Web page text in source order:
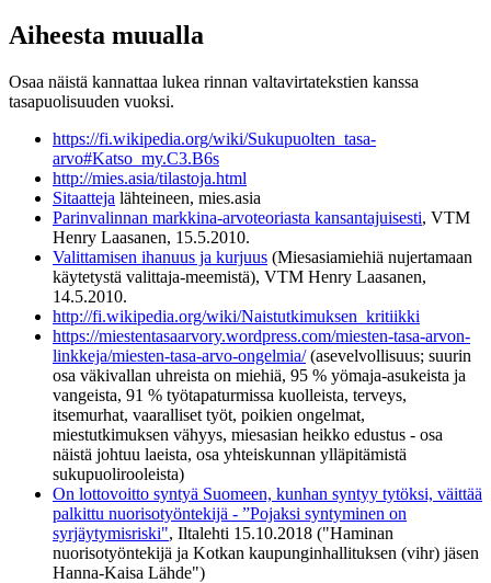
Aiheesta muualla
Osaa näistä kannattaa lukea rinnan valtavirtatekstien kanssa
tasapuolisuuden vuoksi.
https://fi.wikipedia.org/wiki/Sukupuolten_tasa-
arvo#Katso_my.C3.B6s
http://mies.asia/tilastoja.html
Sitaatteja lähteineen, mies.asia
Parinvalinnan markkina-arvoteoriasta kansantajuisesti, VTM
Henry Laasanen, 15.5.2010.
Valittamisen ihanuus ja kurjuus (Miesasiamiehiä nujertamaan
käytetystä valittaja-meemistä), VTM Henry Laasanen,
14.5.2010.
http://fi.wikipedia.org/wiki/Naistutkimuksen_kritiikki
https://miestentasaarvory.wordpress.com/miesten-tasa-arvon-
linkkeja/miesten-tasa-arvo-ongelmia/(asevelvollisuus; suurin
osa väkivallan uhreista on miehiä, 95 % yömaja-asukeista ja
vangeista, 91 % työtapaturmissa kuolleista, terveys,
itsemurhat, vaaralliset työt, poikien ongelmat,
miestutkimuksen vähyys, miesasian heikko edustus - osa
näistä johtuu laeista, osa yhteiskunnan ylläpitämistä
sukupuolirooleista)
On lottovoitto syntyä Suomeen, kunhan syntyy tytöksi, väittää
palkittu nuorisotyöntekijä - ”Pojaksi syntyminen on
syrjäytymisriski", Iltalehti 15.10.2018 ("Haminan
nuorisotyöntekijä ja Kotkan kaupunginhallituksen (vihr) jäsen
Hanna-Kaisa Lähde")